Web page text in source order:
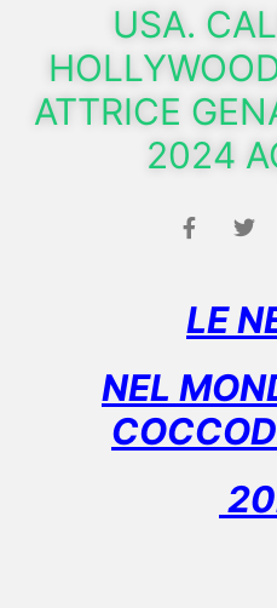
USA.
ATTRICE
2024
LE
NEL